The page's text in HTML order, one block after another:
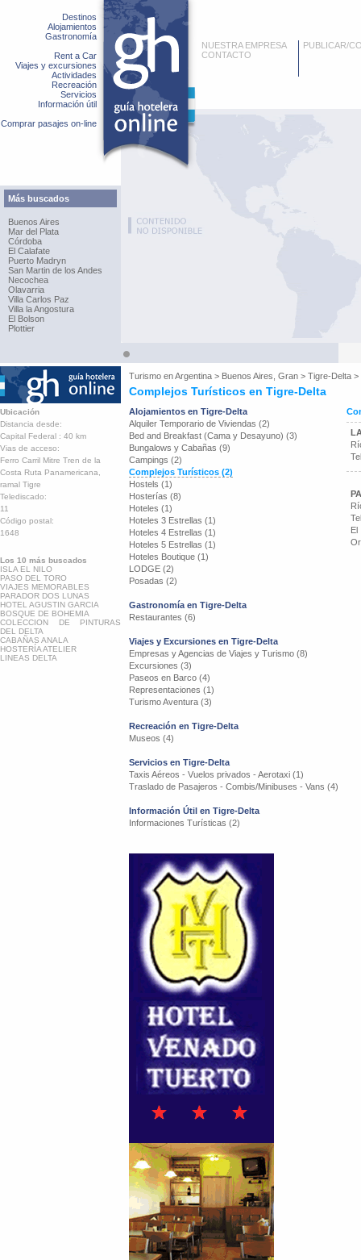
Destinos
Alojamientos
Gastronomía
Rent a Car
Viajes y excursiones
Actividades
Recreación
Servicios
Información útil
Comprar pasajes on-line
Más buscados
Buenos Aires
Mar del Plata
Córdoba
El Calafate
Puerto Madryn
San Martin de los Andes
Necochea
Olavarria
Villa Carlos Paz
Villa la Angostura
El Bolson
Plottier
NUESTRA EMPRESA
CONTACTO
PUBLICAR/
Turismo enArgentina > Buenos Aires, Gran > Tigre-Delta >
Complejos Turísticos en Tigre-Delta
Ubicación
Distancia desde:
Capital Federal : 40 km
Vias de acceso:
Ferro Carril Mitre Tren de la
Costa Ruta Panamericana,
ramal Tigre
Telediscado:
11
Código postal:
1648
Los 10 más buscados
ISLA EL NILO
PASO DEL TORO
VIAJES MEMORABLES
PARADOR DOS LUNAS
HOTEL AGUSTIN GARCIA
BOSQUE DE BOHEMIA
COLECCION DE PINTURAS
DEL DELTA
CABAÑAS ANALA
HOSTERÍA ATELIER
LINEAS DELTA
Alojamientos en Tigre-Delta
Alquiler Temporario de Viviendas (2)
Bed and Breakfast (Cama y Desayuno) (3)
Bungalows y Cabañas (9)
Campings (2)
Complejos Turísticos (2)
Hostels (1)
Hosterías (8)
Hoteles (1)
Hoteles 3 Estrellas (1)
Hoteles 4 Estrellas (1)
Hoteles 5 Estrellas (1)
Hoteles Boutique (1)
LODGE (2)
Posadas (2)
Gastronomía en Tigre-Delta
Restaurantes (6)
Viajes y Excursiones en Tigre-Delta
Empresas y Agencias de Viajes y Turismo (8)
Excursiones (3)
Paseos en Barco (4)
Representaciones (1)
Turismo Aventura (3)
Recreación en Tigre-Delta
Museos (4)
Servicios en Tigre-Delta
Taxis Aéreos - Vuelos privados - Aerotaxi (1)
Traslado de Pasajeros - Combis/Minibuses - Vans (4)
Información Útil en Tigre-Delta
Informaciones Turísticas (2)